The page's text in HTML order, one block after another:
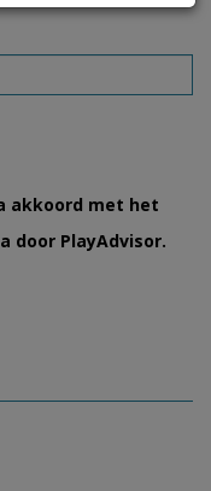
akkoord met het
door PlayAdvisor.